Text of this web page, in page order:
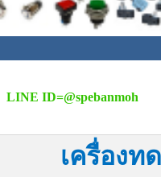
LINE ID=@spebanmoh
เครื่องท